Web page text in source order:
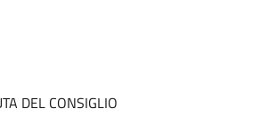
DEL CONSIGLIO